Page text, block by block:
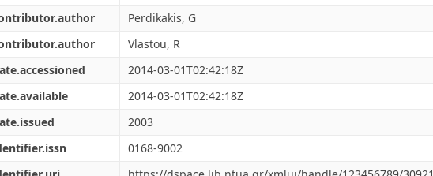
Perdikakis, G
Vlastou, R
2014-03-01T02:42:18Z
2014-03-01T02:42:18Z
2003
0168-9002